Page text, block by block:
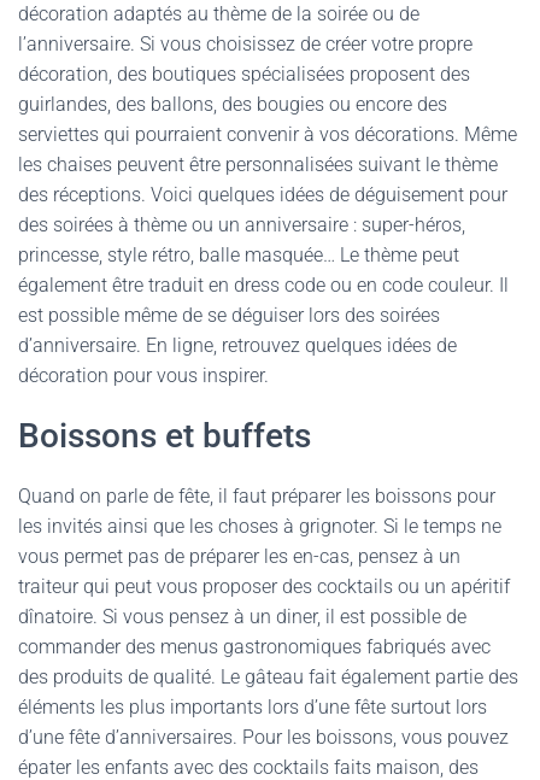
décoration adaptés au thème de la soirée ou de
l’anniversaire. Si vous choisissez de créer votre propre
décoration, des boutiques spécialisées proposent des
guirlandes, des ballons, des bougies ou encore des
serviettes qui pourraient convenir à vos décorations. Même
les chaises peuvent être personnalisées suivant le thème
des réceptions. Voici quelques idées de déguisement pour
des soirées à thème ou un anniversaire : super-héros,
princesse, style rétro, balle masquée… Le thème peut
également être traduit en dress code ou en code couleur. Il
est possible même de se déguiser lors des soirées
d’anniversaire. En ligne, retrouvez quelques idées de
décoration pour vous inspirer.
Boissons et buffets
Quand on parle de fête, il faut préparer les boissons pour
les invités ainsi que les choses à grignoter. Si le temps ne
vous permet pas de préparer les en-cas, pensez à un
traiteur qui peut vous proposer des cocktails ou un apéritif
dînatoire. Si vous pensez à un diner, il est possible de
commander des menus gastronomiques fabriqués avec
des produits de qualité. Le gâteau fait également partie des
éléments les plus importants lors d’une fête surtout lors
d’une fête d’anniversaires. Pour les boissons, vous pouvez
épater les enfants avec des cocktails faits maison, des